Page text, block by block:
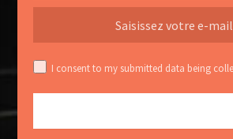
I consent to my submitted data being